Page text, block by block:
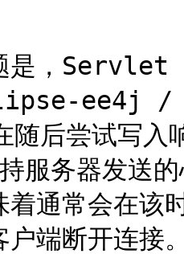
是，Servlet
ee4j
后尝试写入
服务器发送
着通常会在该
户端断开连接